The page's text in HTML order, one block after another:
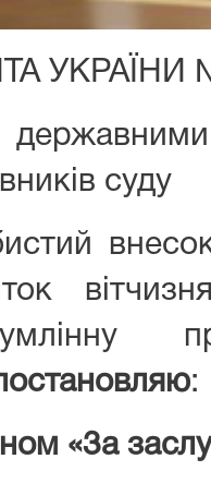
УКРАЇНИ
суду
:
«3а